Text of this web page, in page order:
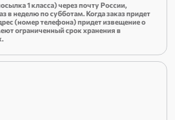
1 класса) через почту России,
в неделю по субботам. Когда заказ придет
(номер телефона) придет извещение о
ограниченный срок хранения в